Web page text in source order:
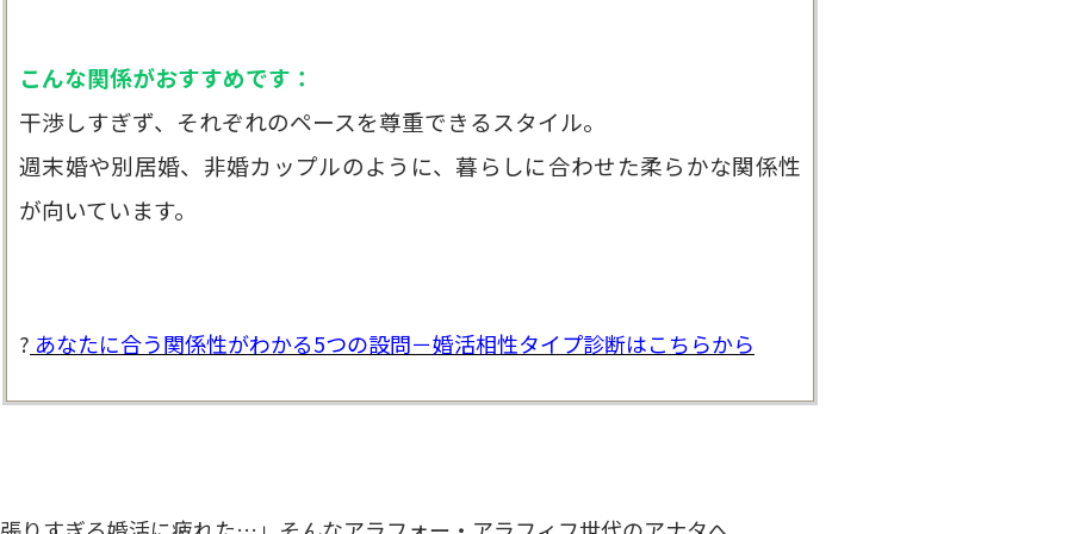
こんな関係がおすすめです：
干渉しすぎず、それぞれのペースを尊重できるスタイル。
週末婚や別居婚、非婚カップルのように、暮らしに合わせた柔らかな関係性
が向いています。
? あなたに合う関係性がわかる5つの設問－婚活相性タイプ診断はこちらから